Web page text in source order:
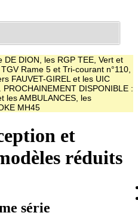
DION, les RGP TEE, Vert et
Rame 5 et Tri-courant n°110,
FAUVET-GIREL et les UIC
DISPONIBLE :
les AMBULANCES, les
MH45
et
réduits
série